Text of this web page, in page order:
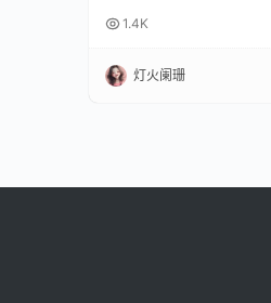
1.4K
灯火阑珊